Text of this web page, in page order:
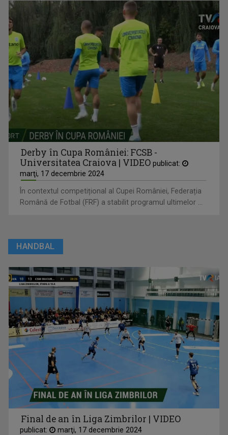
Derby în Cupa României: FCSB -
Universitatea Craiova | VIDEO publicat:
marţi, 17 decembrie 2024
În contextul competițional al Cupei României, Federația
Română de Fotbal (FRF) a stabilit programul ultimelor ...
HANDBAL
Final de an în Liga Zimbrilor | VIDEO
publicat: marţi, 17 decembrie 2024